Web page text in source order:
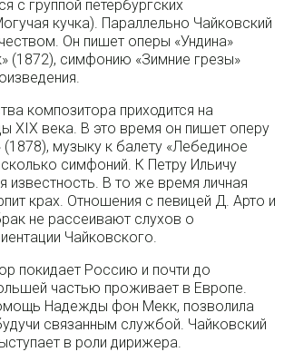
с группой петербургских
кучка). Параллельно Чайковский
Он пишет оперы «Ундина»
(1872), симфонию «Зимние грезы»
композитора приходится на
XIX века. В это время он пишет оперу
(1878), музыку к балету «Лебединое
симфоний. К Петру Ильичу
известность. В то же время личная
крах. Отношения с певицей Д. Арто и
не рассеивают слухов о
Чайковского.
покидает Россию и почти до
частью проживает в Европе.
Надежды фон Мекк, позволила
связанным службой. Чайковский
в роли дирижера.